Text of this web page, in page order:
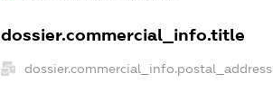
dossier.commercial_info.title
dossier.commercial_info.postal_address